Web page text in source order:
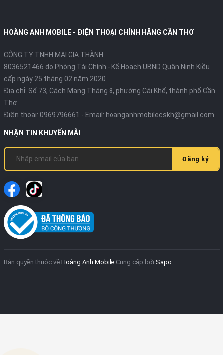
HOÀNG ANH MOBILE - ĐIỆN THOẠI CHÍNH HÃNG CẦN THƠ
CÔNG TY TNHH MAI GIA THÀNH
8036521466 do Phòng Tài Chính - Kế Hoạch UBND Quận Ninh Kiều
cấp ngày 25 tháng 02 năm 2020
Địa chỉ: Số 73, Cách Mạng Tháng 8, phường Cái Khế, thành phố Cần
Thơ
Điện thoại: 0969796661 - Email: hoanganhmobilecskh@gmail.com
NHẬN TIN KHUYẾN MÃI
Đăng ký
Bản quyền thuộc về Hoàng Anh Mobile Cung cấp bởi Sapo